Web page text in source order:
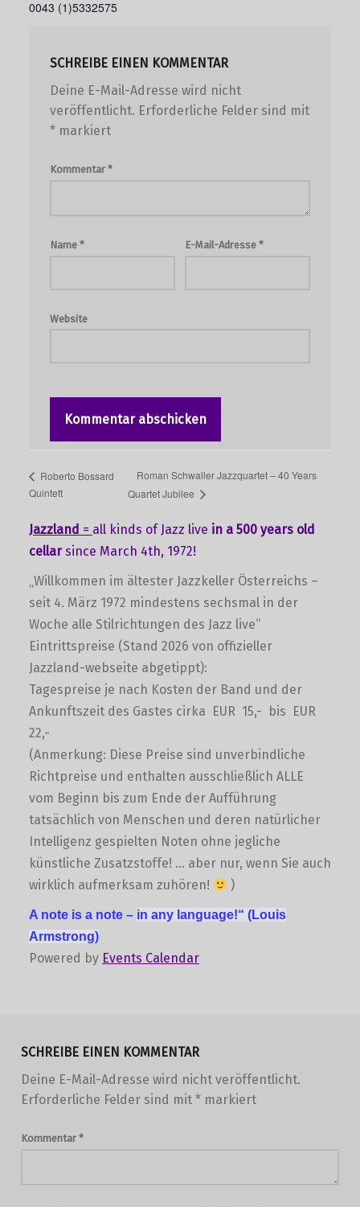
0043 (1)5332575
SCHREIBE EINEN KOMMENTAR
Deine E-Mail-Adresse wird nicht
veröffentlicht. Erforderliche Felder sind mit
*markiert
Kommentar *
Name * E-Mail-Adresse*
Website
Roberto Bossard
Quintett
Roman Schwaller Jazzquartet – 40 Years
Quartet Jubilee
Jazzland = all kinds of Jazz live in a 500 years old
cellarsince March 4th, 1972!
„Willkommen im ältester Jazzkeller Österreichs –
seit 4. März 1972 mindestens sechsmal in der
Woche alle Stilrichtungen des Jazz live“
Eintrittspreise (Stand 2026 von offizieller
Jazzland-webseite abgetippt):
Tagespreise je nach Kosten der Band und der
Ankunftszeit des Gastes cirka EUR 15,- bis EUR
22,-
(Anmerkung: Diese Preise sind unverbindliche
Richtpreise und enthalten ausschließlich ALLE
vom Beginn bis zum Ende der Aufführung
tatsächlich von Menschen und deren natürlicher
Intelligenz gespielten Noten ohne jegliche
künstliche Zusatzstoffe! … aber nur, wenn Sie auch
wirklich aufmerksam zuhören!
)
A note is a note – in any language!“ (Louis
Armstrong)
Powered by Events Calendar
SCHREIBE EINEN KOMMENTAR
Deine E-Mail-Adresse wird nicht veröffentlicht.
Erforderliche Felder sind mit *markiert
Kommentar *